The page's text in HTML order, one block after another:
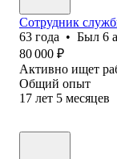
Сотрудник
63 года • Был 6
80 000 ₽
Активно ищет
Общий опыт
17 лет 5 месяцев